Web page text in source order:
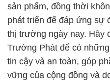
sản phẩm, đồng thời
phát triển để đáp ứng sự
thị trường ngày nay. Hãy
Trường Phát để có
tin cậy và an toàn, góp
vững của cộng đồng và